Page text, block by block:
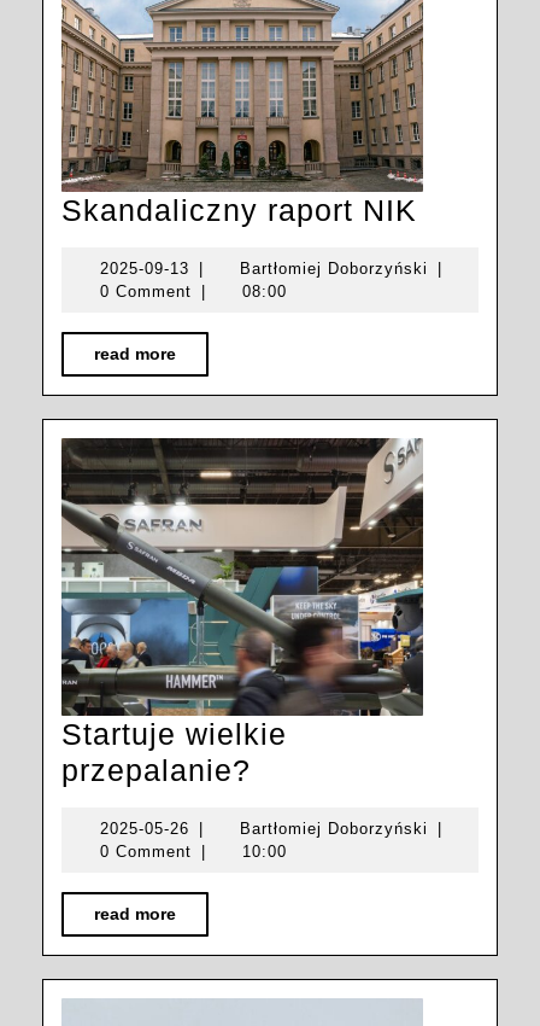
Skandaliczny raport NIK
NIK
2025-09-13 2025-
09-
Bartłomiej Doborzyński Bartłomiej
0 Comment
08:00
read moreread
more
Startuje wielkie
przepalanie?
przepalanie?
2025-05-26 2025-
05-
Bartłomiej Doborzyński Bartłomiej
0 Comment
10:00
read moreread
more